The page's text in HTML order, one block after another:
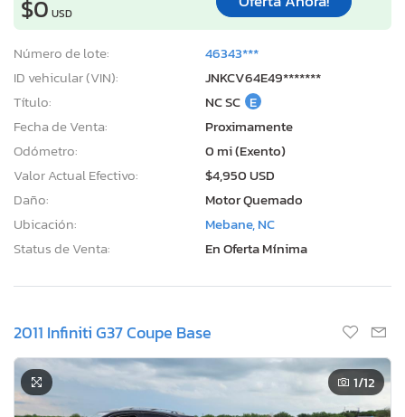
$0 USD
Número de lote:
46343***
ID vehicular (VIN):
JNKCV64E49*******
Título:
NC SC E
Fecha de Venta:
Proximamente
Odómetro:
0 mi (Exento)
Valor Actual Efectivo:
$4,950 USD
Daño:
Motor Quemado
Ubicación:
Mebane, NC
Status de Venta:
En Oferta Mínima
2011 Infiniti G37 Coupe Base
1/12